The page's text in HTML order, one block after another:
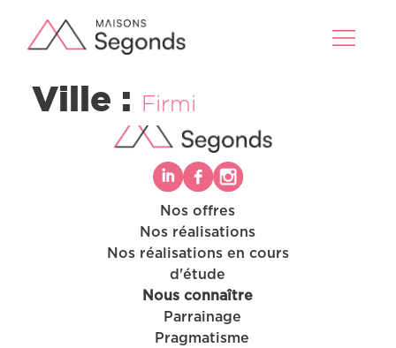
Nos offres
Nos réalisations
Nos projets en cours d’étude
Nous connaître
Ville : Firmi
Nos offres
Nos réalisations
Nos réalisations en cours
d'étude
Nous connaître
Parrainage
Pragmatisme